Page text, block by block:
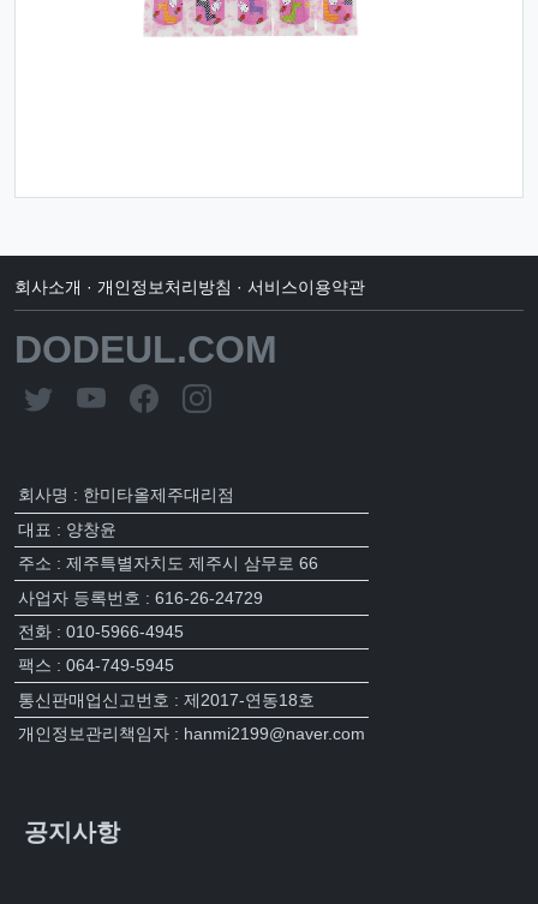
회사소개 · 개인정보처리방침 · 서비스이용약관
DODEUL.COM
회사명 : 한미타올제주대리점
대표 : 양창윤
주소 : 제주특별자치도 제주시 삼무로 66
사업자 등록번호 : 616-26-24729
전화 : 010-5966-4945
팩스 : 064-749-5945
통신판매업신고번호 : 제2017-연동18호
개인정보관리책임자 : hanmi2199@naver.com
공지사항